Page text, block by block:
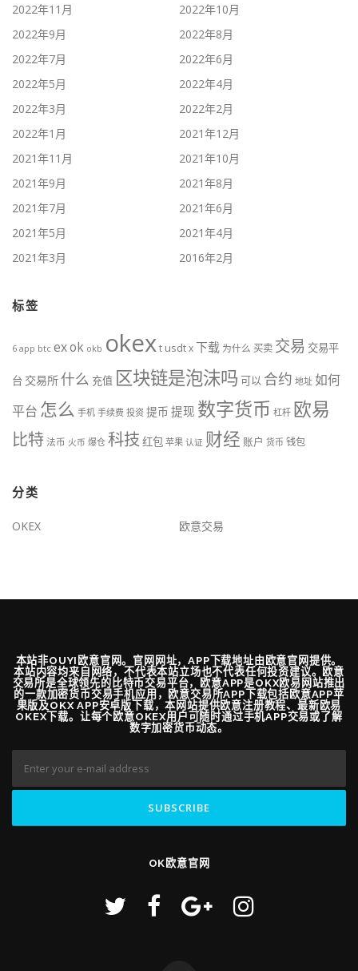
2022年11月
2022年10月
2022年9月
2022年8月
2022年7月
2022年6月
2022年5月
2022年4月
2022年3月
2022年2月
2022年1月
2021年12月
2021年11月
2021年10月
2021年9月
2021年8月
2021年7月
2021年6月
2021年5月
2021年4月
2021年3月
2016年2月
标签
6 app btc exok okb okext usdtx下载 为什么 买卖 交易 交易平
台 交易所 什么 充值 区块链是泡沫吗 可以 合约 地址 如何
平台 怎么 手机 手续费 投资 提币 提现 数字货币 杠杆 欧易
比特法币 火币 爆仓 科技 红包 苹果 认证 财经 账户 货币 钱包
分类
OKEX 欧意交易
本站非OUYI欧意官网。官网网址，APP下载地址由欧意官网提供。
本站内容均来自网络，不代表本站立场也不代表任何投资建议。欧意
交易所是全球领先的比特币交易平台，欧意APP是OKX欧易网站推出
的一款加密货币交易手机应用，欧意交易所APP下载包括欧意APP苹
果版及OKX APP安卓版下载，本网站提供欧意注册教程、最新欧易
OKEX下载。让每个欧意OKEX用户可随时通过手机APP交易或了解
数字加密货币动态。
OK欧意官网